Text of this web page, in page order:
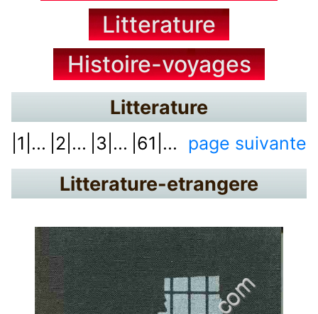
Litterature
Histoire-voyages
Litterature
|1|... |2|... |3|... |61|... page suivante
Litterature-etrangere